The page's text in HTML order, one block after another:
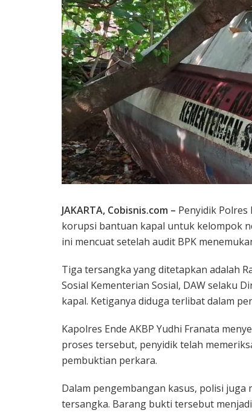
JAKARTA, Cobisnis.com – Penyidik
korupsi bantuan kapal untuk kelompok
ini mencuat setelah audit BPK
Tiga tersangka yang ditetapkan adalah
Sosial Kementerian Sosial, DAW selaku
kapal. Ketiganya diduga terlibat dalam
Kapolres Ende AKBP Yudhi Franata
proses tersebut, penyidik telah
pembuktian perkara.
Dalam pengembangan kasus, polisi juga
tersangka. Barang bukti tersebut